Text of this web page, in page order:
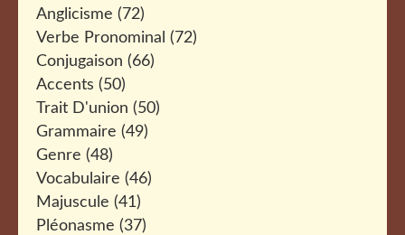
Anglicisme (72)
Verbe Pronominal (72)
Conjugaison (66)
Accents (50)
Trait D'union (50)
Grammaire (49)
Genre (48)
Vocabulaire (46)
Majuscule (41)
Pléonasme (37)